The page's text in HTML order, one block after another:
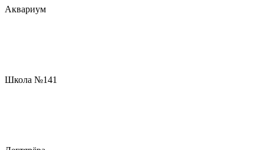
Аквариум
Школа №141